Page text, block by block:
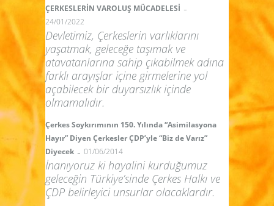
ÇERKESLERİN VAROLUŞ MÜCADELESİ -
24/01/2022
Devletimiz, Çerkeslerin varlıklarını
yaşatmak, geleceğe taşımak ve
atavatanlarına sahip çıkabilmek adına
farklı arayışlar içine girmelerine yol
açabilecek bir duyarsızlık içinde
olmamalıdır.
Çerkes Soykırımının 150. Yılında “Asimilasyona
Hayır” Diyen Çerkesler ÇDP’yle “Biz de Varız”
Diyecek - 01/06/2014
İnanıyoruz ki hayalini kurduğumuz
geleceğin Türkiye’sinde Çerkes Halkı ve
ÇDP belirleyici unsurlar olacaklardır.